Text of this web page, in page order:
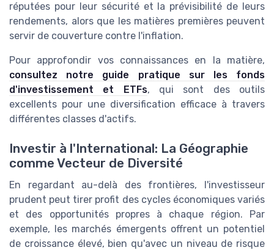
réputées pour leur sécurité et la prévisibilité de leurs
rendements, alors que les matières premières peuvent
servir de couverture contre l'inflation.
Pour approfondir vos connaissances en la matière,
consultez notre guide pratique sur les fonds
d'investissement et ETFs, qui sont des outils
excellents pour une diversification efficace à travers
différentes classes d'actifs.
Investir à l'International: La Géographie
comme Vecteur de Diversité
En regardant au-delà des frontières, l'investisseur
prudent peut tirer profit des cycles économiques variés
et des opportunités propres à chaque région. Par
exemple, les marchés émergents offrent un potentiel
de croissance élevé, bien qu'avec un niveau de risque